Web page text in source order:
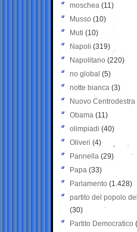
moschea (11)
Musso (10)
Muti (10)
Napoli (319)
Napolitano (220)
no global (5)
notte bianca (3)
Nuovo Centrodestra
Obama (11)
olimpiadi (40)
Oliveri (4)
Pannella (29)
Papa (33)
Parlamento (1.428)
partito del popolo
(30)
Partito Democratico